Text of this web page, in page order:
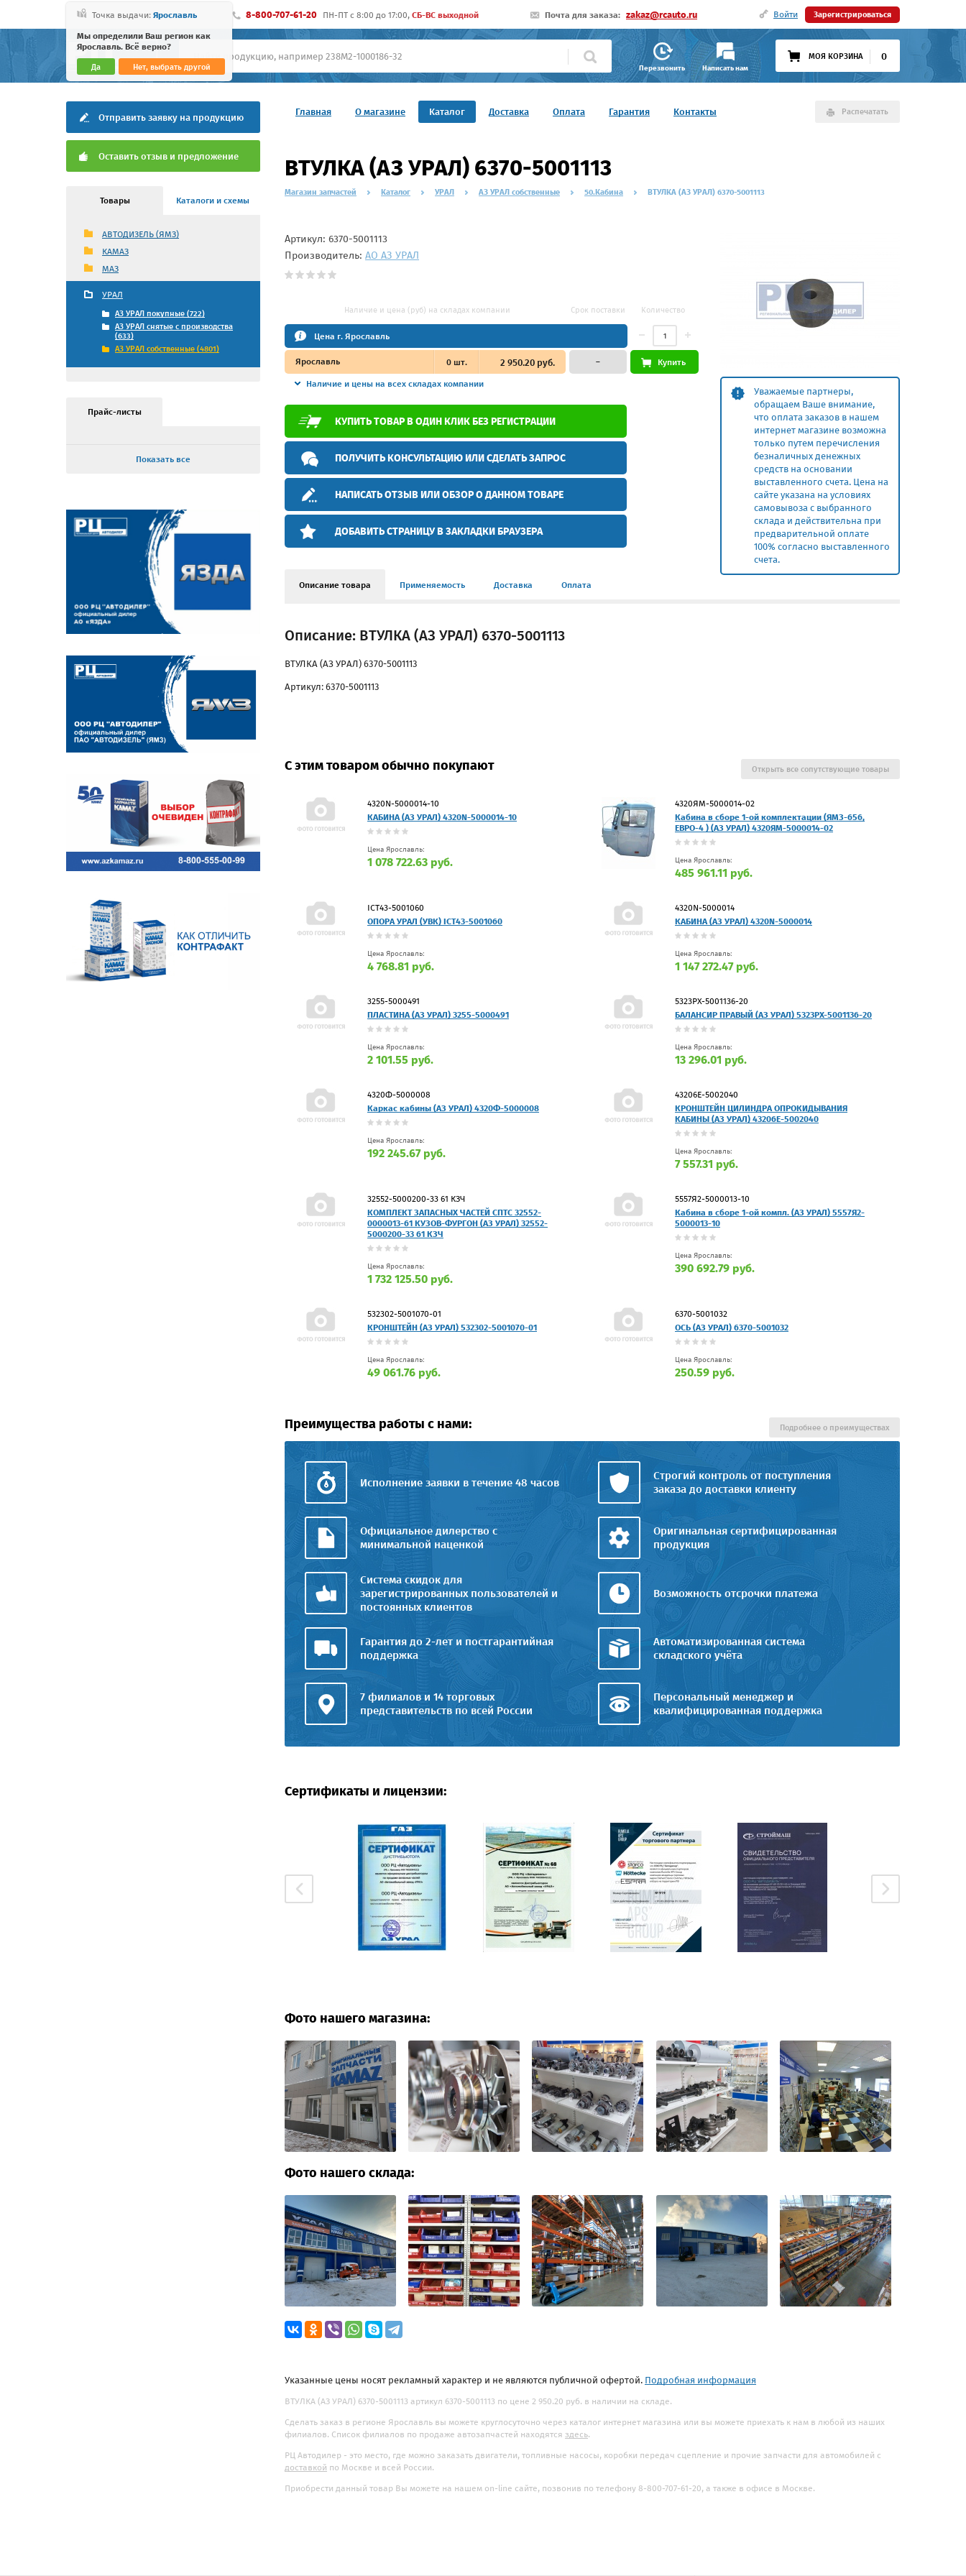
Точка выдачи: Ярославль
Мы определили Ваш регион как
Ярославль. Всё верно?
Да Нет, выбрать другой
8-800-707-61-20 ПН-ПТ c 8:00 до 17:00, СБ-ВС выходной Почта для заказа: zakaz@rcauto.ru Войти Зарегистрироваться
Перезвонить Написать нам
МОЯ КОРЗИНА 0
Главная О магазине Каталог Доставка Оплата Гарантия Контакты Распечатать
Отправить заявку на продукцию
Оставить отзыв и предложение
Товары Каталоги и схемы
АВТОДИЗЕЛЬ (ЯМЗ)
КАМАЗ
МАЗ
УРАЛ
АЗ УРАЛ покупные (722)
АЗ УРАЛ снятые с производства
(633)
АЗ УРАЛ собственные (4801)
Прайс-листы
Показать все
ВТУЛКА (АЗ УРАЛ) 6370-5001113
Магазин запчастей Каталог УРАЛ АЗ УРАЛ собственные 50.Кабина ВТУЛКА (АЗ УРАЛ) 6370-5001113
Уважаемые партнеры,
обращаем Ваше внимание,
что оплата заказов в нашем
интернет магазине возможна
только путем перечисления
безналичных денежных
средств на основании
выставленного счета. Цена на
сайте указана на условиях
самовывоза с выбранного
склада и действительна при
предварительной оплате
100% согласно выставленного
счета.
Артикул: 6370-5001113
Производитель: АО АЗ УРАЛ
Наличие и цена (руб) на складах компании Срок поставки Количество
Цена г. Ярославль
Ярославль 0шт. 2 950.20 руб.
Наличие и цены на всех складах компании
– Купить
КУПИТЬ ТОВАР В ОДИН КЛИК БЕЗ РЕГИСТРАЦИИ
ПОЛУЧИТЬ КОНСУЛЬТАЦИЮ ИЛИ СДЕЛАТЬ ЗАПРОС
НАПИСАТЬ ОТЗЫВ ИЛИ ОБЗОР О ДАННОМ ТОВАРЕ
ДОБАВИТЬ СТРАНИЦУ В ЗАКЛАДКИ БРАУЗЕРА
Описание товара Применяемость Доставка Оплата
Описание: ВТУЛКА (АЗ УРАЛ) 6370-5001113
ВТУЛКА (АЗ УРАЛ) 6370-5001113
Артикул: 6370-5001113
С этим товаром обычно покупают
4320N-5000014-10
КАБИНА (АЗ УРАЛ) 4320N-5000014-10
Цена Ярославль:
1 078 722.63 руб.
4320ЯМ-5000014-02
Кабина в сборе 1-ой комплектации (ЯМЗ-656,
ЕВРО-4 ) (АЗ УРАЛ) 4320ЯМ-5000014-02
Цена Ярославль:
485 961.11 руб.
ICT43-5001060
ОПОРА УРАЛ (УВК) ICT43-5001060
Цена Ярославль:
4 768.81 руб.
4320N-5000014
КАБИНА (АЗ УРАЛ) 4320N-5000014
Цена Ярославль:
1 147 272.47 руб.
3255-5000491
ПЛАСТИНА (АЗ УРАЛ) 3255-5000491
Цена Ярославль:
2 101.55 руб.
5323РХ-5001136-20
БАЛАНСИР ПРАВЫЙ (АЗ УРАЛ) 5323РХ-5001136-20
Цена Ярославль:
13 296.01 руб.
4320Ф-5000008
Каркас кабины (АЗ УРАЛ) 4320Ф-5000008
Цена Ярославль:
192 245.67 руб.
43206Е-5002040
КРОНШТЕЙН ЦИЛИНДРА ОПРОКИДЫВАНИЯ
КАБИНЫ (АЗ УРАЛ) 43206Е-5002040
Цена Ярославль:
7 557.31 руб.
32552-5000200-33 61 КЗЧ
КОМПЛЕКТ ЗАПАСНЫХ ЧАСТЕЙ СПТС 32552-
0000013-61 КУЗОВ-ФУРГОН (АЗ УРАЛ) 32552-
5000200-33 61 КЗЧ
Цена Ярославль:
1 732 125.50 руб.
5557Я2-5000013-10
Кабина в сборе 1-ой компл. (АЗ УРАЛ) 5557Я2-
5000013-10
Цена Ярославль:
390 692.79 руб.
532302-5001070-01
КРОНШТЕЙН (АЗ УРАЛ) 532302-5001070-01
Цена Ярославль:
49 061.76 руб.
6370-5001032
ОСЬ (АЗ УРАЛ) 6370-5001032
Цена Ярославль:
250.59 руб.
Открыть все сопутствующие товары
Преимущества работы с нами:
Исполнение заявки в течение 48 часов
Строгий контроль от поступления
заказа до доставки клиенту
Официальное дилерство с
минимальной наценкой
Оригинальная сертифицированная
продукция
Система скидок для
зарегистрированных пользователей и
постоянных клиентов
Возможность отсрочки платежа
Гарантия до 2-лет и постгарантийная
поддержка
Автоматизированная система
складского учёта
7 филиалов и 14 торговых
представительств по всей России
Персональный менеджер и
квалифицированная поддержка
Подробнее о преимуществах
Сертификаты и лицензии:
Фото нашего магазина:
Фото нашего склада:
Указанные цены носят рекламный характер и не являются публичной офертой. Подробная информация
ВТУЛКА (АЗ УРАЛ) 6370-5001113 артикул 6370-5001113 по цене 2 950.20 руб. в наличии на складе.
Сделать заказ в регионе Ярославль вы можете круглосуточно через каталог интернет магазина или вы можете приехать к нам в любой из наших
филиалов. Список филиалов по продаже автозапчастей находятся здесь.
РЦ Автодилер - это место, где можно заказать двигатели, топливные насосы, коробки передач сцепление и прочие запчасти для автомобилей с
доставкой по Москве и всей России.
Приобрести данный товар Вы можете на нашем on-line сайте, позвонив по телефону 8-800-707-61-20, а также в офисе в Москве.